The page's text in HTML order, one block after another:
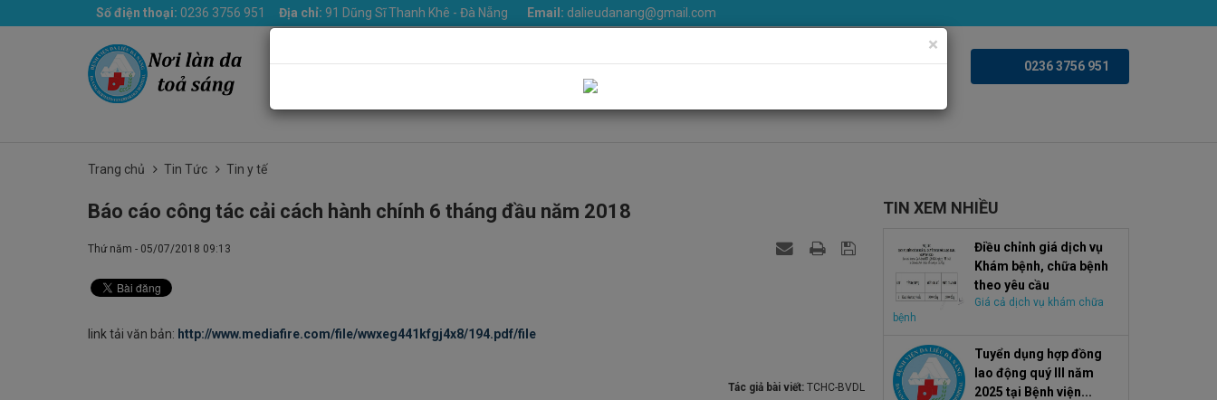
Số điện thoại: 0236 3756 951 Địa chỉ: 91 Dũng Sĩ Thanh Khê - Đà Nẵng Email: dalieudanang@gmail.com
Trang chủ Giới thiệu Khoa phòng Dịch vụ Tin Tức Văn bản Thư viện ảnh Videoclips 0236 3756 951
Trang chủ Tin Tức Tin y tế
Báo cáo công tác cải cách hành chính 6 tháng đầu năm 2018
Thứ năm - 05/07/2018 09:13
link tải văn bản: http://www.mediafire.com/file/wwxeg441kfgj4x8/194.pdf/file
Tác giả bài viết: TCHC-BVDL
TIN XEM NHIỀU
Điều chỉnh giá dịch vụ
Khám bệnh, chữa bệnh
theo yêu cầu
Giá cả dịch vụ khám chữa
bệnh
Tuyển dụng hợp đồng
lao động quý III năm
2025 tại Bệnh viện...
×